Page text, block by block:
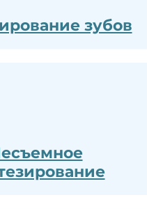
зубов